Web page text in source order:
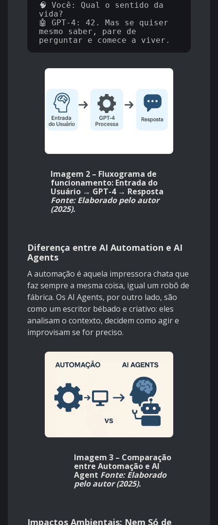
🧠 Você: Qual o sentido da
vida?
🤖 GPT-4: 42. Mas se quiser
mesmo saber, pare de
Imagem 2 – Fluxograma de
funcionamento: Entrada do
Usuário → GPT-4 → Resposta
Fonte: Elaborado pelo autor
(2025).
Diferença entre AI Automation e AI
Agents
A automação é aquela impressora chata que
faz sempre a mesma coisa, igual um robô de
fábrica. Os AI Agents, por outro lado, são
como um escritor bébado e criativo: eles
analisam o contexto, decidem como agir e
improvisam se for preciso.
Imagem 3 – Comparação
entre Automação e AI
Agent Fonte: Elaborado
pelo autor (2025).
Impactos Ambientais: Nem Só de